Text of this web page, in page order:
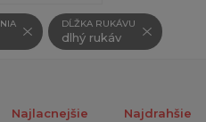
DĹŽKA RUKÁVU
dlhý rukáv
Najlacnejšie Najdrahšie